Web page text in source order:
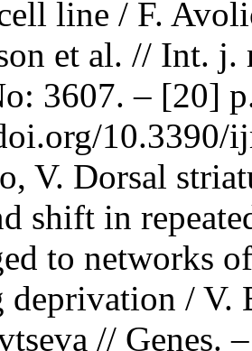
line / F.
et al. // Int. j.
3607. – [20]
10.3390/
V. Dorsal
shift in
to networks
/ V.
// Genes.